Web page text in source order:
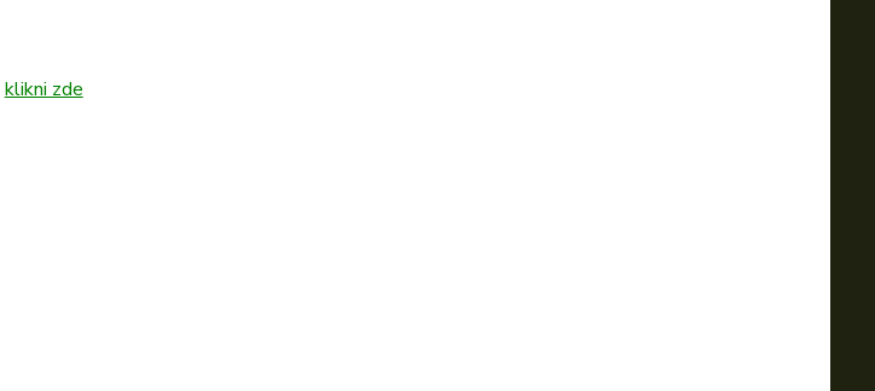
klikni zde